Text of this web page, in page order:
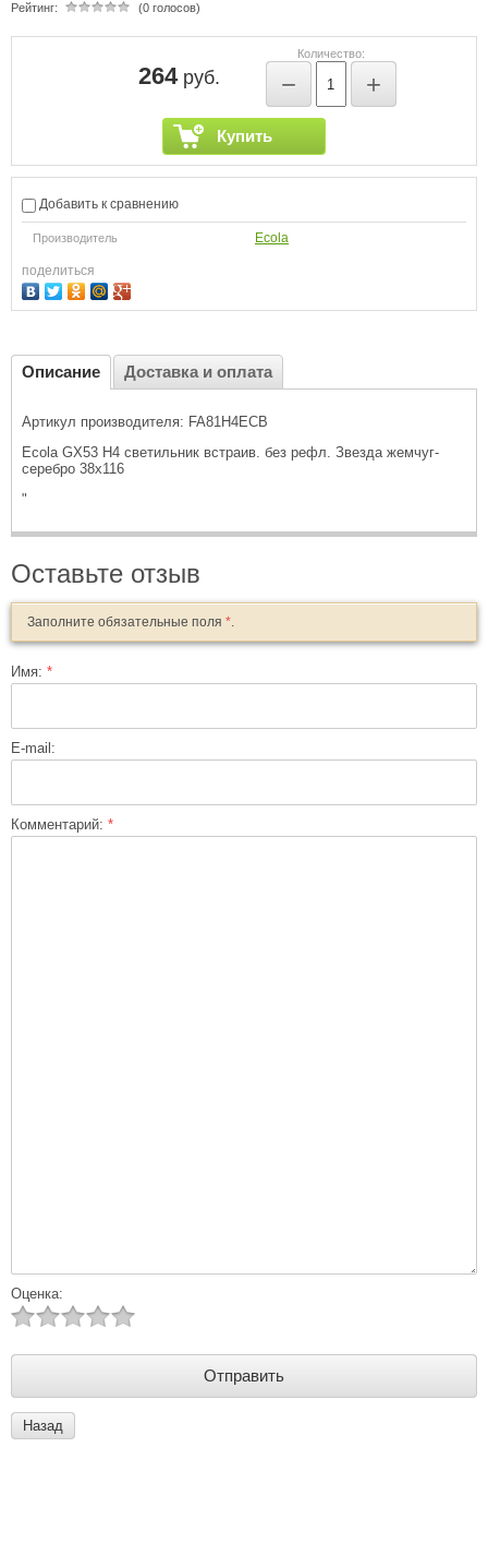
Рейтинг: (0 голосов)
264руб.
Количество:
− +
Купить
Добавить к сравнению
Производитель Ecola
поделиться
Описание Доставка и оплата
Артикул производителя: FA81H4ECB
Ecola GX53 H4 светильник встраив. без рефл. Звезда жемчуг-
серебро 38x116
"
Оставьте отзыв
Заполните обязательные поля *
Имя: *
E-mail:
Комментарий: *
Оценка:
Назад